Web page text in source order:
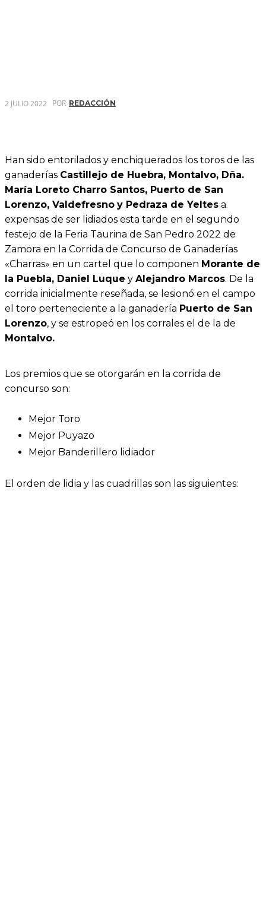
2 JULIO 2022 POR REDACCIÓN
Han sido entorilados y enchiquerados los toros de las
ganaderías Castillejo de Huebra, Montalvo, Dña.
María Loreto Charro Santos, Puerto de San
Lorenzo, Valdefresno y Pedraza de Yeltes a
expensas de ser lidiados esta tarde en el segundo
festejo de la Feria Taurina de San Pedro 2022 de
Zamora en la Corrida de Concurso de Ganaderías
«Charras» en un cartel que lo componen Morante de
la Puebla, Daniel Luque y Alejandro Marcos. De la
corrida inicialmente reseñada, se lesionó en el campo
el toro perteneciente a la ganadería Puerto de San
Lorenzo, y se estropeó en los corrales el de la de
Montalvo.
Los premios que se otorgarán en la corrida de
concurso son:
Mejor Toro
Mejor Puyazo
Mejor Banderillero lidiador
El orden de lidia y las cuadrillas son las siguientes: